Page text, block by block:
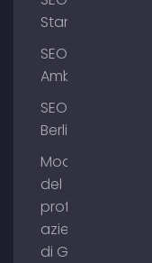
Starnberg
SEO
Amburgo
SEO
Berlino
Modifica
del
profilo
aziendale
di Google